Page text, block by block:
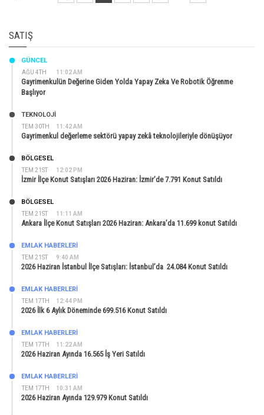
SATIŞ
AĞU 4TH 11:02 AM
GÜNCEL
Gayrimenkulün Değerine Giden Yolda Yapay Zeka Ve Robotik Öğrenme
Başlıyor
TEM 30TH 11:42 AM
TEKNOLOJİ
Gayrimenkul değerleme sektörü yapay zekâ teknolojileriyle dönüşüyor
TEM 21ST 12:02 PM
BÖLGESEL
İzmir İlçe Konut Satışları 2026 Haziran: İzmir’de 7.791 Konut Satıldı
TEM 21ST 11:11 AM
BÖLGESEL
Ankara İlçe Konut Satışları 2026 Haziran: Ankara’da 11.699 konut Satıldı
TEM 21ST 9:40 AM
EMLAK HABERLERI
2026 Haziran İstanbul İlçe Satışları: İstanbul’da 24.084 Konut Satıldı
TEM 17TH 12:44 PM
EMLAK HABERLERI
2026 İlk 6 Aylık Döneminde 699.516 Konut Satıldı
TEM 17TH 11:22 AM
EMLAK HABERLERI
2026 Haziran Ayında 16.565 İş Yeri Satıldı
TEM 17TH 10:31 AM
EMLAK HABERLERI
2026 Haziran Ayında 129.979 Konut Satıldı